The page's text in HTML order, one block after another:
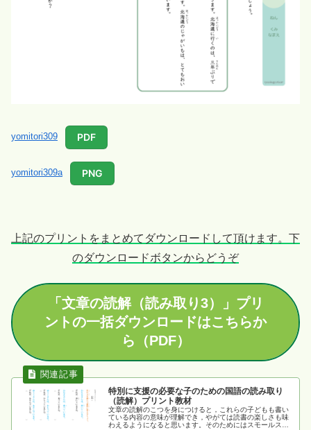
yomitori309 PDF
yomitori309a PNG
上記のプリントをまとめてダウンロードして頂けます。下
のダウンロードボタンからどうぞ
「 文章の読解（読み取り3）
」プリ
ントの一括ダウンロードはこちらか
ら（PDF）
特別に支援の必要な子のための国語の読み取り
（読解）プリント教材
文章の読解のこつを身につけると，これらの子どもも書い
ている内容の意味が理解でき，やがては読書の楽しさも味
わえるようになると思います。そのためにはスモールステ